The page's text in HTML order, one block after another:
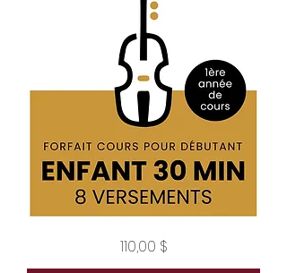
30
Prix
110,00 $